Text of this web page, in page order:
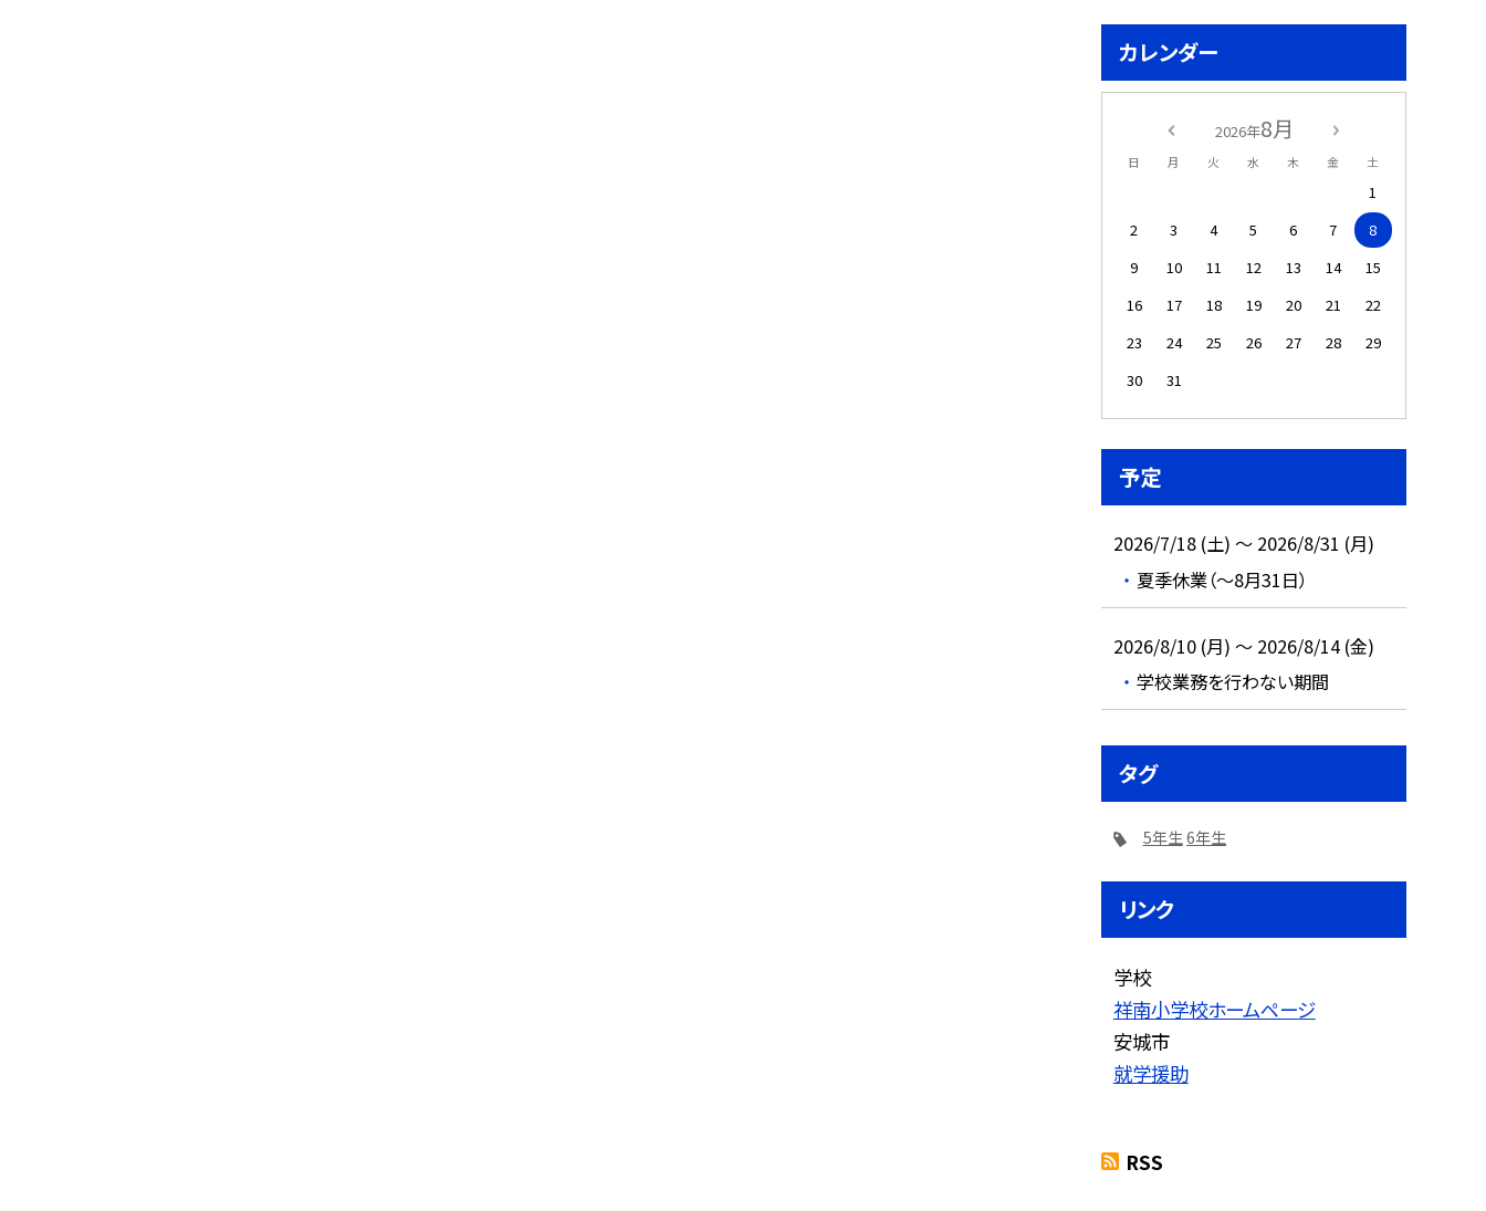
カレンダー
2026年8月
日 月 火 水 木 金 土
1
2
3 4 5 6 7
8
9
10 11 12 13 14
15
16
17 18 19 20 21
22
23
24 25 26 27 28
29
30
31
予定
2026/7/18 (土) ～ 2026/8/31 (月)
夏季休業（～8月31日）
2026/8/10 (月) ～ 2026/8/14 (金)
学校業務を行わない期間
タグ
5年生6年生
リンク
学校
祥南小学校ホームページ
安城市
就学援助
RSS